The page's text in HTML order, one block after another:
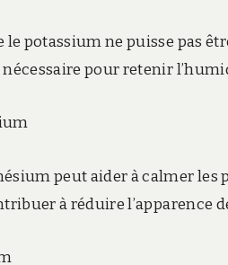
le potassium ne puisse pas
pour retenir
peut aider à calmer
à réduire l’apparence